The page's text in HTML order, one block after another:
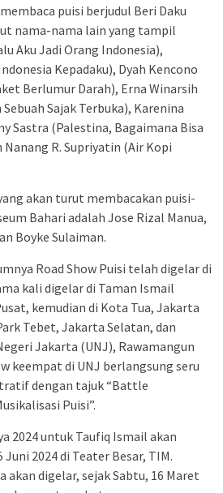
puisi berjudul Beri Daku
nama-nama lain yang tampil
Aku Jadi Orang Indonesia),
Kepadaku), Dyah Kencono
Berlumur Darah), Erna Winarsih
Sajak Terbuka), Karenina
Sastra (Palestina, Bagaimana Bisa
Nanang R. Supriyatin (Air Kopi
akan turut membacakan puisi-
Bahari adalah Jose Rizal Manua,
Boyke Sulaiman.
Road Show Puisi telah digelar di
kali digelar di Taman Ismail
kemudian di Kota Tua, Jakarta
Tebet, Jakarta Selatan, dan
Jakarta (UNJ), Rawamangun
keempat di UNJ berlangsung seru
dengan tajuk “Battle
Puisi”.
2024 untuk Taufiq Ismail akan
2024 di Teater Besar, TIM.
akan digelar, sejak Sabtu, 16 Maret